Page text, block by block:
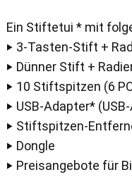
Ein Stiftetui * mit
‣ 3-Tasten-Stift +
‣ Dünner Stift +
‣ 10 Stiftspitzen (6
‣ USB-Adapter*
‣ Stiftspitzen-
‣ Dongle
‣ Preisangebote für